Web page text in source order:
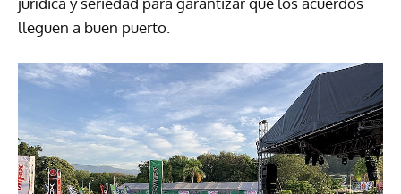
lleguen a buen puerto.